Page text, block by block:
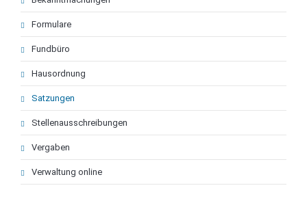
Formulare
Fundbüro
Hausordnung
Satzungen
Stellenausschreibungen
Vergaben
Verwaltung online